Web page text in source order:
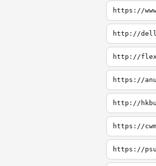
https://
http://
http://
https://
http://
https://
https://